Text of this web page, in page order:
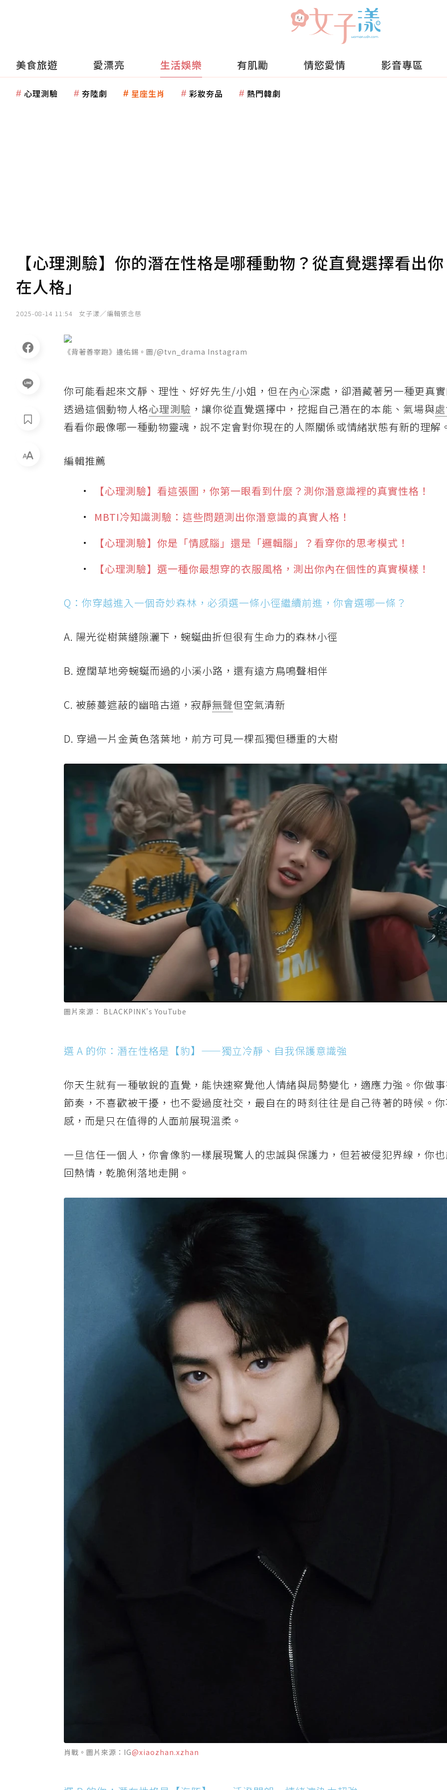
美食旅遊 愛漂亮 生活娛樂 有肌勵 情慾愛情 影音專區
心理測驗 夯陸劇 星座生肖 彩妝夯品 熱門韓劇
【心理測驗】你的潛在性格是哪種動物？從直覺選擇看出
在人格」
2025-08-14 11:54 女子漾／編輯張念慈
《背著善宰跑》邊佑錫。圖/@tvn_drama Instagram
你可能看起來文靜、理性、好好先生/小姐，但在內心深處，卻潛藏著另一種更真
透過這個動物人格心理測驗 ，讓你從直覺選擇中，挖掘自己潛在的本能、氣場與
看看你最像哪一種動物靈魂，說不定會對你現在的人際關係或情緒狀態有新的理解
編輯推薦
【心理測驗】看這張圖，你第一眼看到什麼？測你潛意識裡的真實性格！
MBTI冷知識測驗：這些問題測出你潛意識的真實人格！
【心理測驗】你是「情感腦」還是「邏輯腦」？看穿你的思考模式！
【心理測驗】選一種你最想穿的衣服風格，測出你內在個性的真實模樣！
Q：你穿越進入一個奇妙森林，必須選一條小徑繼續前進，你會選哪一條？
A. 陽光從樹葉縫隙灑下，蜿蜒曲折但很有生命力的森林小徑
B. 遼闊草地旁蜿蜒而過的小溪小路，還有遠方鳥鳴聲相伴
C. 被藤蔓遮蔽的幽暗古道，寂靜無聲但空氣清新
D. 穿過一片金黃色落葉地，前方可見一棵孤獨但穩重的大樹
圖片來源： BLACKPINK's YouTube
選 A 的你：潛在性格是【豹】——獨立冷靜、自我保護意識強
你天生就有一種敏銳的直覺，能快速察覺他人情緒與局勢變化，適應力強。你做
節奏，不喜歡被干擾，也不愛過度社交，最自在的時刻往往是自己待著的時候。
感，而是只在值得的人面前展現溫柔。
一旦信任一個人，你會像豹一樣展現驚人的忠誠與保護力，但若被侵犯界線，你
回熱情，乾脆俐落地走開。
肖戰。圖片來源：IG@xiaozhan.xzhan